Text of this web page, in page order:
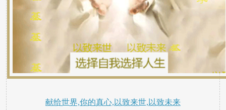
献给世界,你的真心,以致来世,以致未来